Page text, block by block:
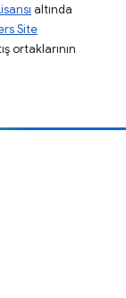
altında
Site
ortaklarının